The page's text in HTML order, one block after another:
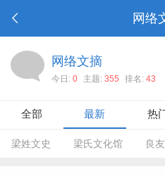
网络
网络文摘
今日: 0 主题: 355 排名: 43
全部 最新 热
梁姓文史 梁氏文化馆 良